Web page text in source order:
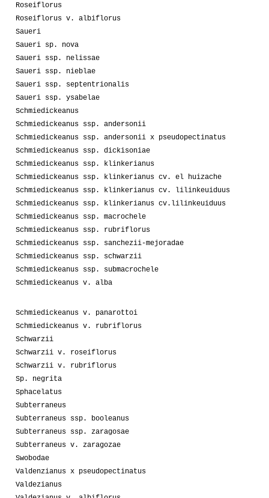
Roseiflorus
Roseiflorus v. albiflorus
Saueri
Saueri sp. nova
Saueri ssp. nelissae
Saueri ssp. nieblae
Saueri ssp. septentrionalis
Saueri ssp. ysabelae
Schmiedickeanus
Schmiedickeanus ssp. andersonii
Schmiedickeanus ssp. andersonii x pseudopectinatus
Schmiedickeanus ssp. dickisoniae
Schmiedickeanus ssp. klinkerianus
Schmiedickeanus ssp. klinkerianus cv. el huizache
Schmiedickeanus ssp. klinkerianus cv. lilinkeuiduus
Schmiedickeanus ssp. klinkerianus cv.lilinkeuiduus
Schmiedickeanus ssp. macrochele
Schmiedickeanus ssp. rubriflorus
Schmiedickeanus ssp. sanchezii-mejoradae
Schmiedickeanus ssp. schwarzii
Schmiedickeanus ssp. submacrochele
Schmiedickeanus v. alba
Schmiedickeanus v. panarottoi
Schmiedickeanus v. rubriflorus
Schwarzii
Schwarzii v. roseiflorus
Schwarzii v. rubriflorus
Sp. negrita
Sphacelatus
Subterraneus
Subterraneus ssp. booleanus
Subterraneus ssp. zaragosae
Subterraneus v. zaragozae
Swobodae
Valdenzianus x pseudopectinatus
Valdezianus